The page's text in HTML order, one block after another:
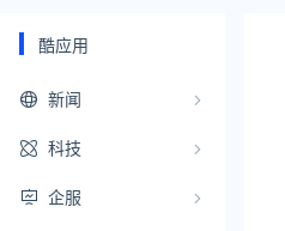
酷应用
新闻
科技
企服